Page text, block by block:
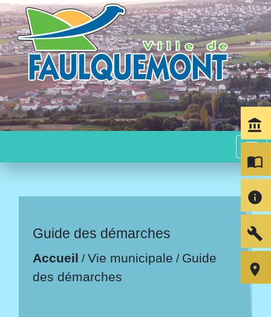
menu
Guide des démarches
Accueil /Vie municipale / Guide
des démarches
account_balance
import_contacts
info
build
room